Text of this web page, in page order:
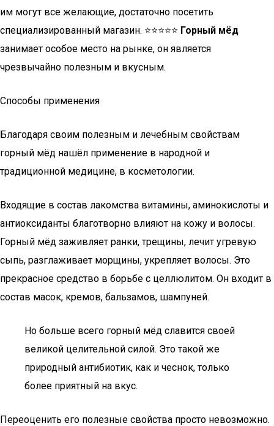
им могут все желающие, достаточно посетить
специализированный магазин. ⭐⭐⭐⭐⭐ Горный мёд
занимает особое место на рынке, он является
чрезвычайно полезным и вкусным.
Способы применения
Благодаря своим полезным и лечебным свойствам
горный мёд нашёл применение в народной и
традиционной медицине, в косметологии.
Входящие в состав лакомства витамины, аминокислоты и
антиоксиданты благотворно влияют на кожу и волосы.
Горный мёд заживляет ранки, трещины, лечит угревую
сыпь, разглаживает морщины, укрепляет волосы. Это
прекрасное средство в борьбе с целлюлитом. Он входит в
состав масок, кремов, бальзамов, шампуней.
Но больше всего горный мёд славится своей
великой целительной силой. Это такой же
природный антибиотик, как и чеснок, только
более приятный на вкус.
Переоценить его полезные свойства просто невозможно.